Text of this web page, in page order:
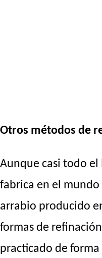
Otros métodos de
Aunque casi todo el
fabrica en el
arrabio producido
formas de
practicado de